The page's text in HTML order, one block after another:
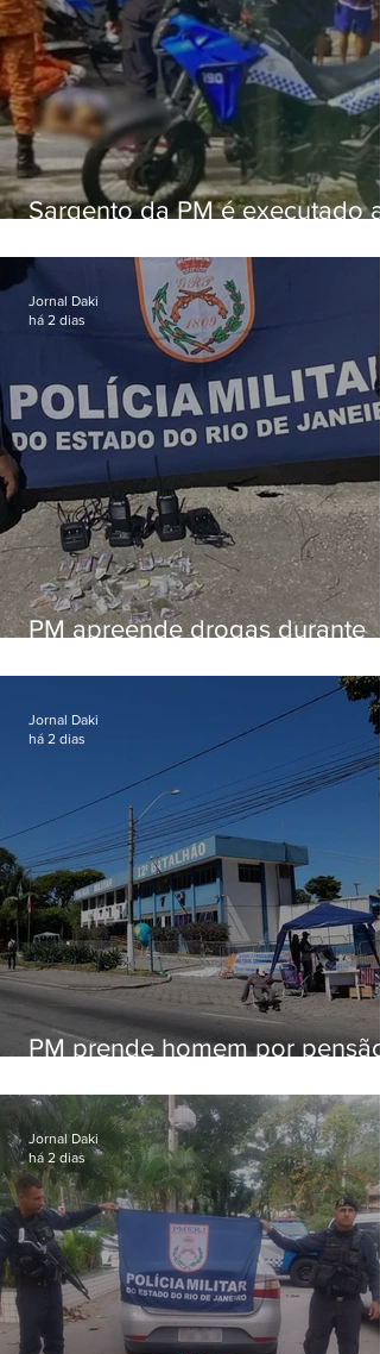
Sargento da PM é executado a
em Vaz Lobo
PM apreende drogas durante
Jornal Daki
há 2 dias
PM prende homem por pensão
Jornal Daki
há 2 dias
Jornal Daki
há 2 dias